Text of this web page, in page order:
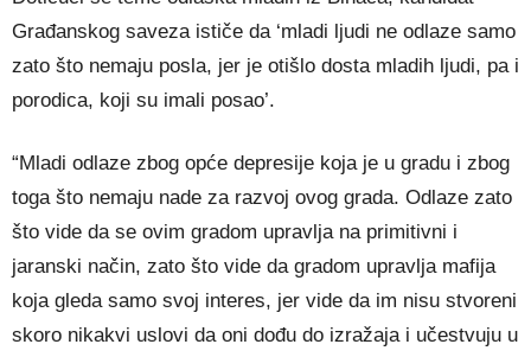
Građanskog saveza ističe da ‘mladi ljudi ne odlaze samo
zato što nemaju posla, jer je otišlo dosta mladih ljudi, pa i
porodica, koji su imali posao’.
“Mladi odlaze zbog opće depresije koja je u gradu i zbog
toga što nemaju nade za razvoj ovog grada. Odlaze zato
što vide da se ovim gradom upravlja na primitivni i
jaranski način, zato što vide da gradom upravlja mafija
koja gleda samo svoj interes, jer vide da im nisu stvoreni
skoro nikakvi uslovi da oni dođu do izražaja i učestvuju u